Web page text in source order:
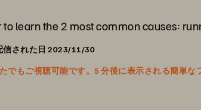
to learn the 2 most common causes:
信された日 2023/11/30
でもご視聴可能です。5 分後に表示される簡単